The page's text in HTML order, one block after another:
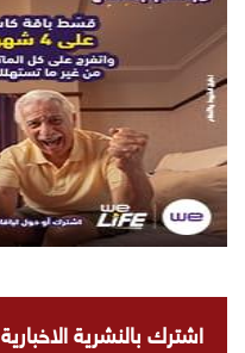
اشترك بالنشرية الاخبارية